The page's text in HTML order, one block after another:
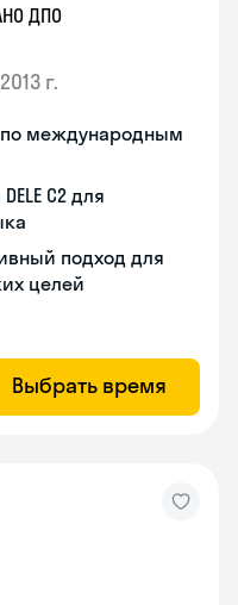
ДПО
2013 г.
по международным
C2 для
подход для
целей
Выбрать время